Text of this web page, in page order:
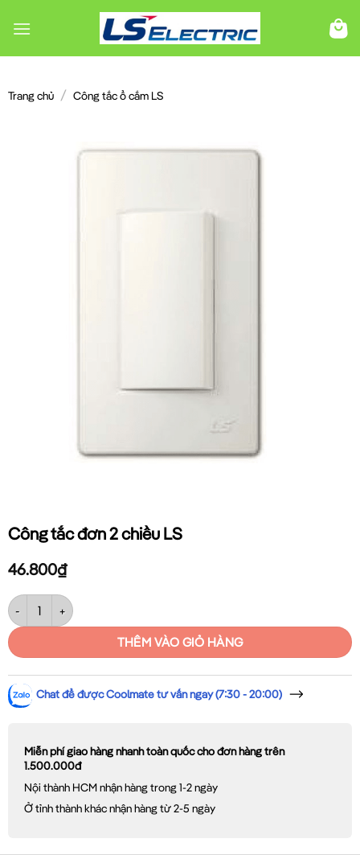
đến
Trang chủ / Công tắc ổ cắm LS
Công tắc đơn 2 chiều LS
46.800₫
Công tắc đơn 2 chiều LS số lượng
THÊM VÀO GIỎ HÀNG
Chat để được Coolmate tư vấn ngay (7:30 - 20:00)
Miễn phí giao hàng nhanh toàn quốc cho đơn hàng trên
1.500.000đ
Nội thành HCM nhận hàng trong 1-2 ngày
Ở tỉnh thành khác nhận hàng từ 2-5 ngày